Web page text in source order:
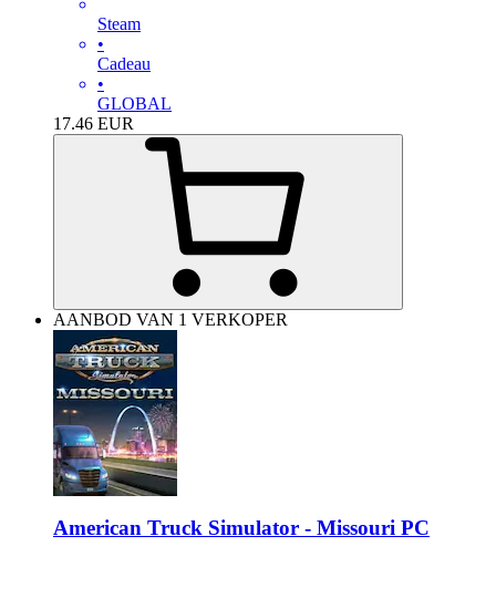
Steam
•
Cadeau
•
GLOBAL
17.46 EUR
AANBOD VAN 1 VERKOPER
American Truck Simulator - Missouri PC